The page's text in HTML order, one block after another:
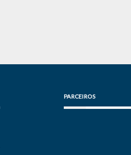
PARCEIROS